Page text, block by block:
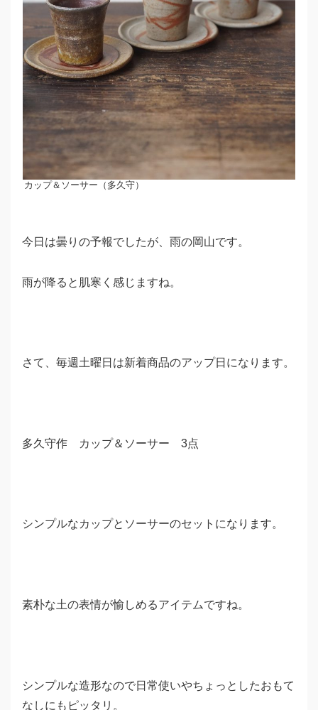
カップ＆ソーサー（多久守）
今日は曇りの予報でしたが、雨の岡山です。
雨が降ると肌寒く感じますね。
さて、毎週土曜日は新着商品のアップ日になります。
多久守作 カップ＆ソーサー 3点
シンプルなカップとソーサーのセットになります。
素朴な土の表情が愉しめるアイテムですね。
シンプルな造形なので日常使いやちょっとしたおもて
なしにもピッタリ。